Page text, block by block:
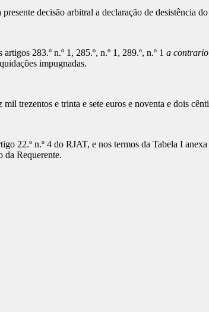
decisão arbitral a declaração de desistência
283.º n.º 1, 285.º, n.º 1, 289.º, n.º 1 a contrario
impugnadas.
mil trezentos e trinta e sete euros e noventa e dois
22.º n.º 4 do RJAT, e nos termos da Tabela I
da Requerente.